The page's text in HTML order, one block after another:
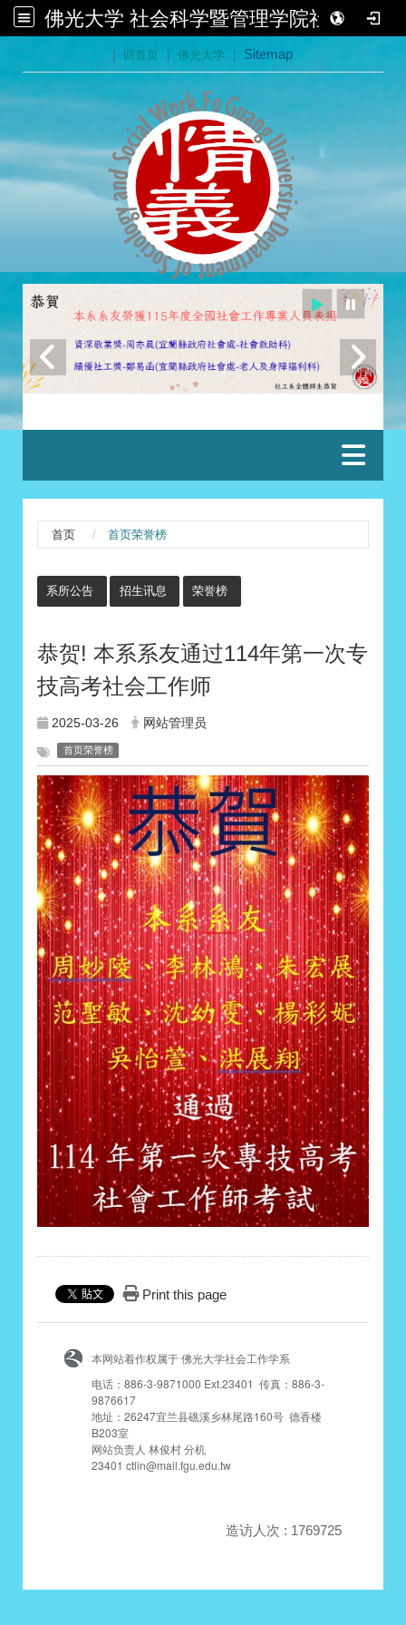
佛光大学 社会科学暨管理学院社会学系
| 回首页 | 佛光大学 | Sitemap
首页 首页荣誉榜
系所公告 招生讯息 荣誉榜
恭贺! 本系系友通过114年第一次专
技高考社会工作师
2025-03-26 网站管理员
首页荣誉榜
Print this page
本网站着作权属于 佛光大学社会工作学系
电话：886-3-9871000 Ext.23401 传真：886-3-
9876617
地址：26247宜兰县礁溪乡林尾路160号 德香楼
B203室
网站负责人 林俊村 分机
23401 ctlin@mail.fgu.edu.tw
造访人次 : 1769725